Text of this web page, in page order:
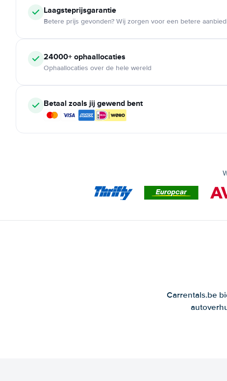
Laagsteprijsgarantie
Betere prijs gevonden? Wij zorgen voor een betere
24000+ophaallocaties
Ophaallocaties over de hele wereld
Betaal zoals jij gewend bent
Carrentals.be